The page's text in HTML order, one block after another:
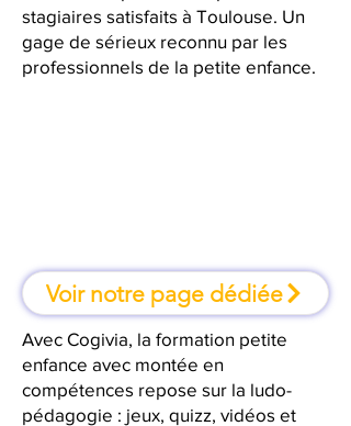
stagiaires satisfaits à Toulouse. Un
gage de sérieux reconnu par les
professionnels de la petite enfance.
Voir notre page dédiée
Avec Cogivia, la formation petite
enfance avec montée en
compétences repose sur la ludo-
pédagogie : jeux, quizz, vidéos et